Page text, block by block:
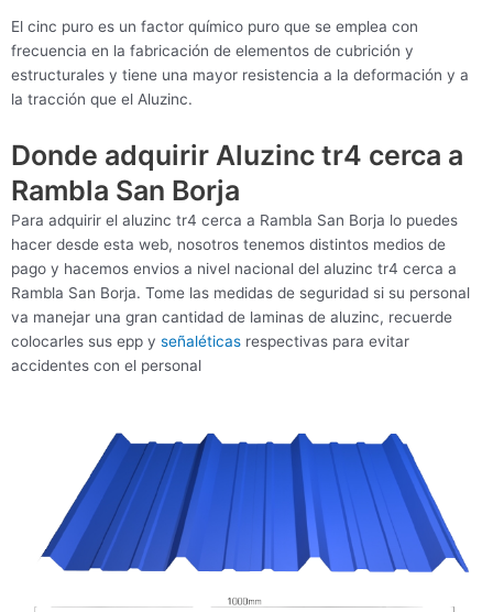
El cinc puro es un factor químico puro que se emplea con
frecuencia en la fabricación de elementos de cubrición y
estructurales y tiene una mayor resistencia a la deformación y a
la tracción que el Aluzinc.
Donde adquirir Aluzinc tr4 cerca a
Rambla San Borja
Para adquirir el aluzinc tr4 cerca a Rambla San Borja lo puedes
hacer desde esta web, nosotros tenemos distintos medios de
pago y hacemos envios a nivel nacional del aluzinc tr4 cerca a
Rambla San Borja. Tome las medidas de seguridad si su personal
va manejar una gran cantidad de laminas de aluzinc, recuerde
colocarles sus epp y señaléticas respectivas para evitar
accidentes con el personal